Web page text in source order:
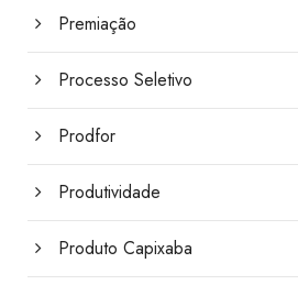
Premiação
Processo Seletivo
Prodfor
Produtividade
Produto Capixaba